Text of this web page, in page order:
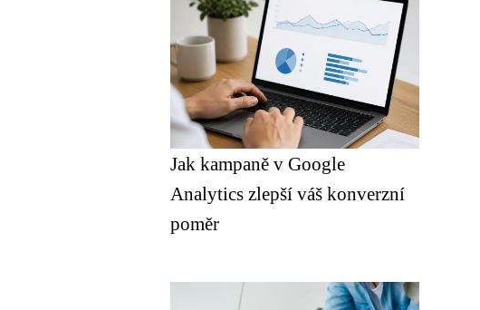
Jak kampaně v Google
Analytics zlepší váš konverzní
poměr